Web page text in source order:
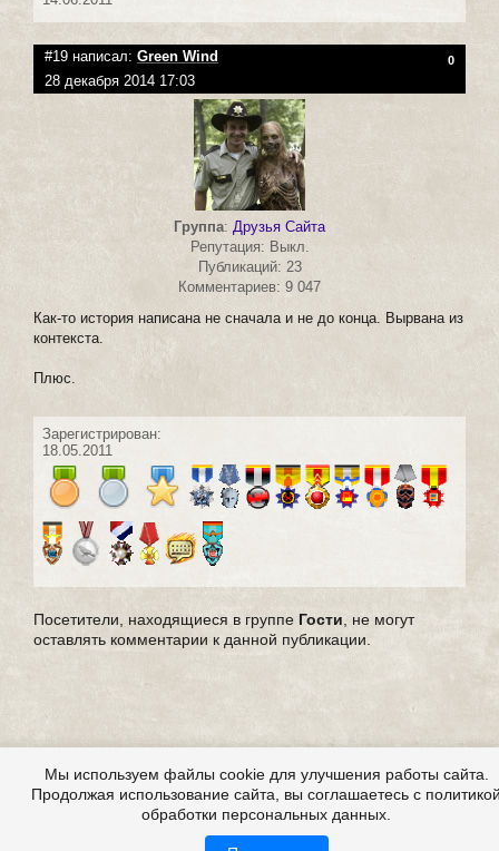
#19 написал: Green Wind 0
28 декабря 2014 17:03
Группа: Друзья Сайта
Репутация: Выкл.
Публикаций: 23
Комментариев: 9 047
Как-то история написана не сначала и не до конца. Вырвана из
контекста.
Плюс.
Зарегистрирован:
18.05.2011
Посетители, находящиеся в группе Гости, не могут
оставлять комментарии к данной публикации.
Мы используем файлы cookie для улучшения работы сайта.
Продолжая использование сайта, вы соглашаетесь с
обработки персональных данных.